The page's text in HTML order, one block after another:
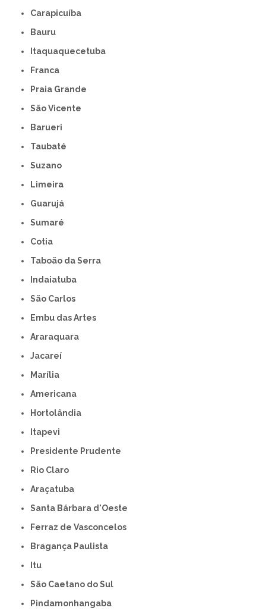
Carapicuíba
Bauru
Itaquaquecetuba
Franca
Praia Grande
São Vicente
Barueri
Taubaté
Suzano
Limeira
Guarujá
Sumaré
Cotia
Taboão da Serra
Indaiatuba
São Carlos
Embu das Artes
Araraquara
Jacareí
Marília
Americana
Hortolândia
Itapevi
Presidente Prudente
Rio Claro
Araçatuba
Santa Bárbara d'Oeste
Ferraz de Vasconcelos
Bragança Paulista
Itu
São Caetano do Sul
Pindamonhangaba